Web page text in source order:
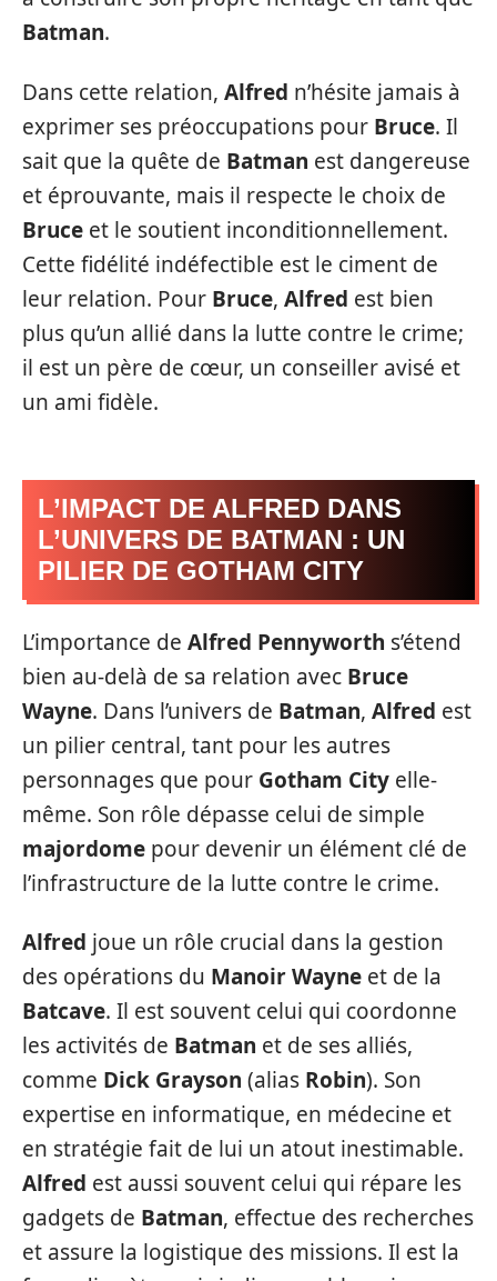
Batman.
Dans cette relation, Alfred n’hésite jamais à
exprimer ses préoccupations pour Bruce. Il
sait que la quête de Batman est dangereuse
et éprouvante, mais il respecte le choix de
Bruce et le soutient inconditionnellement.
Cette fidélité indéfectible est le ciment de
leur relation. Pour Bruce, Alfred est bien
plus qu’un allié dans la lutte contre le crime;
il est un père de cœur, un conseiller avisé et
un ami fidèle.
L’IMPACT DE ALFRED DANS
L’UNIVERS DE BATMAN : UN
PILIER DE GOTHAM CITY
L’importance de Alfred Pennyworth s’étend
bien au-delà de sa relation avec Bruce
Wayne. Dans l’univers de Batman, Alfred est
un pilier central, tant pour les autres
personnages que pour Gotham City elle-
même. Son rôle dépasse celui de simple
majordome pour devenir un élément clé de
l’infrastructure de la lutte contre le crime.
Alfred joue un rôle crucial dans la gestion
des opérations du Manoir Wayne et de la
Batcave. Il est souvent celui qui coordonne
les activités de Batman et de ses alliés,
comme Dick Grayson (alias Robin). Son
expertise en informatique, en médecine et
en stratégie fait de lui un atout inestimable.
Alfred est aussi souvent celui qui répare les
gadgets de Batman, effectue des recherches
et assure la logistique des missions. Il est la